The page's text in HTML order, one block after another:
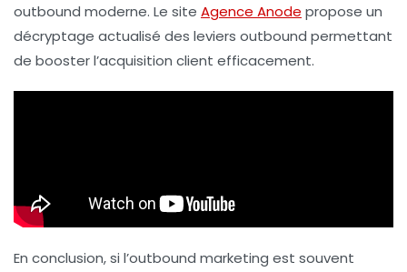
outbound moderne. Le site Agence Anode propose un
décryptage actualisé des leviers outbound permettant
de booster l’acquisition client efficacement.
En conclusion, si l’outbound marketing est souvent